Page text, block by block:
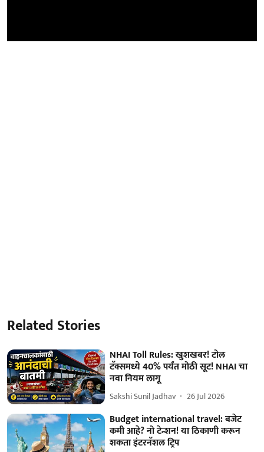
Related Stories
NHAI Toll Rules: खुशखबर! टोल
टॅक्समध्ये 40% पर्यंत मोठी सूट! NHAI चा
नवा नियम लागू
Sakshi Sunil Jadhav 26 Jul 2026
Budget international travel: बजेट
कमी आहे? नो टेन्शन! या ठिकाणी करून
शकता इंटरनॅशल ट्रिप